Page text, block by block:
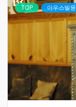
TOP 아우스빌둥